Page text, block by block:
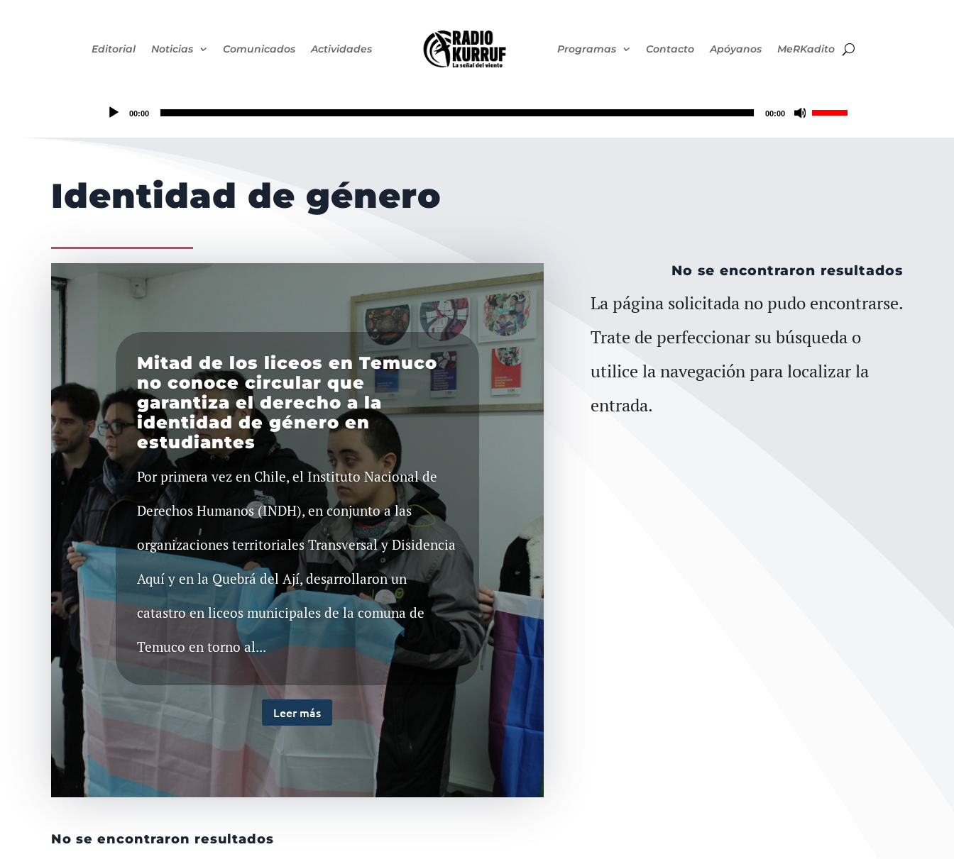
Editorial Noticias Comunicados Actividades Programas Contacto Apóyanos MeRKadito
00:00 00:00
Utiliza
aumentar
Identidad de género
Mitad de los liceos en Temuco
no conoce circular que
garantiza el derecho a la
identidad de género en
estudiantes
Por primera vez en Chile, el Instituto Nacional de
Derechos Humanos (INDH), en conjunto a las
organizaciones territoriales Transversal y Disidencia
Aquí y en la Quebrá del Ají, desarrollaron un
catastro en liceos municipales de la comuna de
Temuco en torno al...
Leer más
No se encontraron resultados
La página solicitada no pudo encontrarse.
Trate de perfeccionar su búsqueda o
utilice la navegación para localizar la
entrada.
No se encontraron resultados